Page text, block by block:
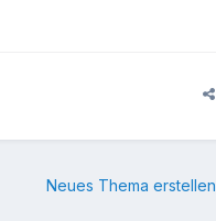
Neues Thema erstellen